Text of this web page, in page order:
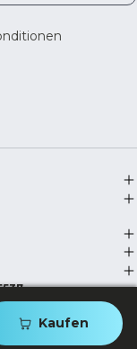
Kaufen